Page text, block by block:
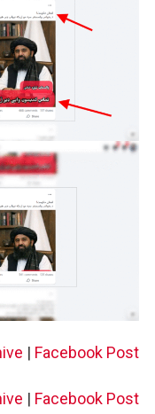
| Facebook Post
| Facebook Post